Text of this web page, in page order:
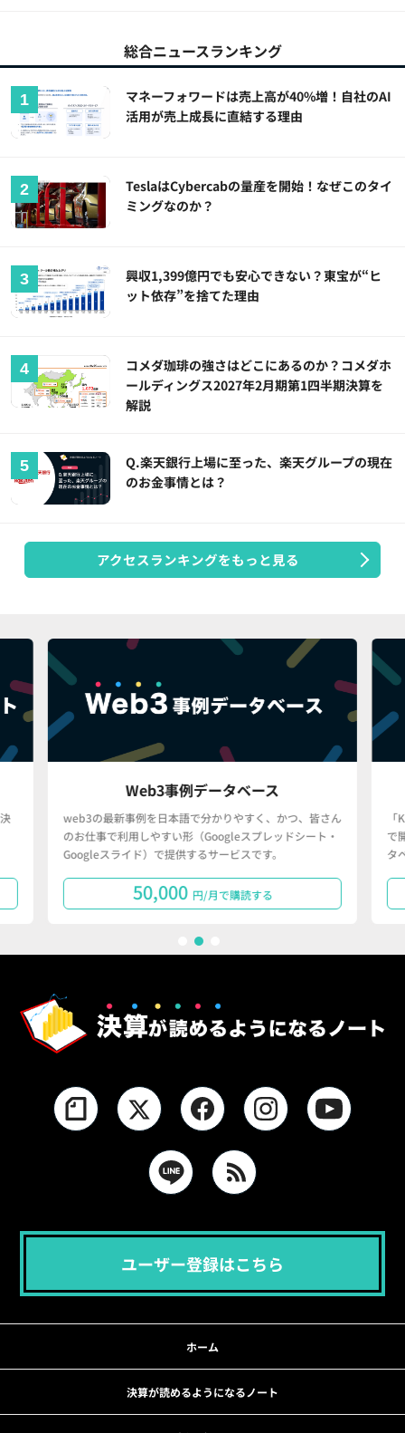
総合ニュースランキング
マネーフォワードは売上高が40%増！自社のAI
活用が売上成長に直結する理由
TeslaはCybercabの量産を開始！なぜこのタイ
ミングなのか？
興収1,399億円でも安心できない？東宝が“ヒ
ット依存”を捨てた理由
コメダ珈琲の強さはどこにあるのか？コメダホ
ールディングス2027年2月期第1四半期決算を
解説
Q.楽天銀行上場に至った、楽天グループの現在
のお金事情とは？
アクセスランキングをもっと見る
Web3事例データベース
web3の最新事例を日本語で分かりやすく、かつ、皆さん
のお仕事で利用しやすい形（Googleスプレッドシート・
Googleスライド）で提供するサービスです。
50,000 円/月で購読する
で
タ
ユーザー登録はこちら
ホーム
決算が読めるようになるノート